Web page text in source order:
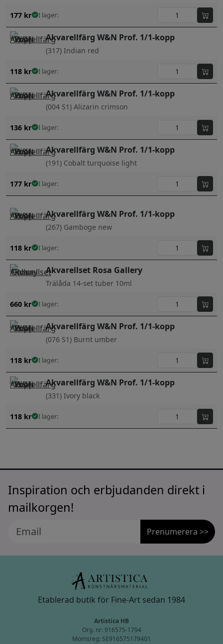
177 kr I lager:
Akvarellfärg W&N Prof. 1/1-kopp
(317) Indian red
118 kr I lager:
Akvarellfärg W&N Prof. 1/1-kopp
(004 S1) Alizarin crimson
136 kr I lager:
Akvarellfärg W&N Prof. 1/1-kopp
(191) Cobalt turquoise light
177 kr I lager:
Akvarellfärg W&N Prof. 1/1-kopp
(267) Gamboge new
118 kr I lager:
Akvarellset Rosa Gallery
Trälåda 14-set tuber 10ml
660 kr I lager:
Akvarellfärg W&N Prof. 1/1-kopp
(076 S1) Burnt umber
118 kr I lager:
Akvarellfärg W&N Prof. 1/1-kopp
(331) Ivory black
118 kr I lager:
Inspiration och erbjudanden direkt i
mailkorgen!
Prenumerera >>
Etablerad butik för Fine-Art sedan 1984
Artistica HB
Org. nr: 916575-1794
Momsreg: SE916575179401